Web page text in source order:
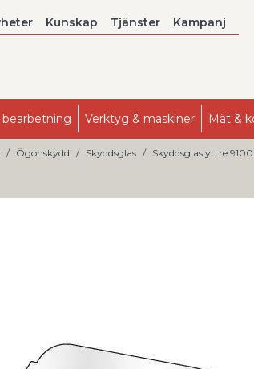
Kunskap Tjänster Kampanj
bearbetning Verktyg & maskiner Mät &
Ögonskydd Skyddsglas Skyddsglas yttre